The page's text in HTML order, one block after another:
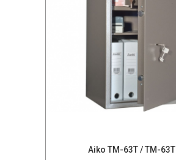
Aiko TM-63T / ТМ-63Т